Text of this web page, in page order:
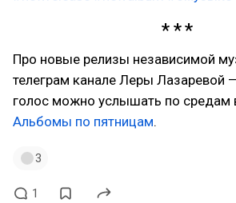
Про новые релизы независимой
телеграм канале Леры Лазаревой
голос можно услышать по средам
Альбомы по пятницам.
3
1